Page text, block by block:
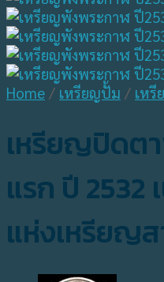
Home / เหรียญปั้ม / เห
เหรียญปิดต
แรก ปี 2532
แห่งเหรียญ